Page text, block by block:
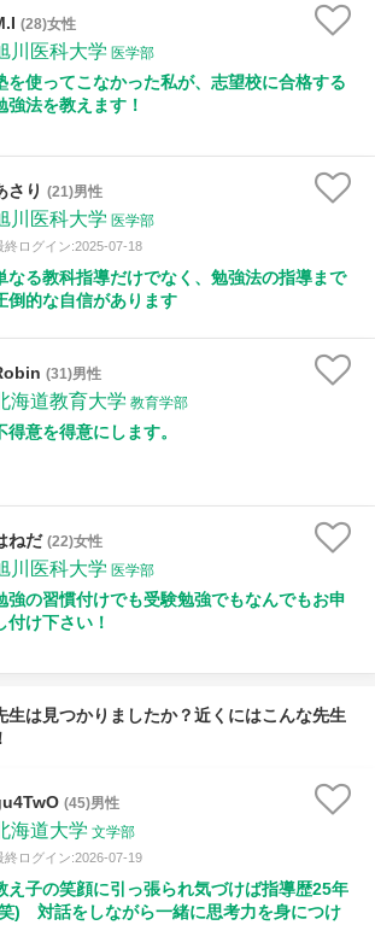
(28)女性
川医科大学 医学部
を使ってこなかった私が、志望校に合格する
強法を教えます！
さり (21)男性
川医科大学 医学部
終ログイン:2025-07-18
なる教科指導だけでなく、勉強法の指導まで
倒的な自信があります
(31)男性
海道教育大学 教育学部
得意を得意にします。
ねだ (22)女性
川医科大学 医学部
強の習慣付けでも受験勉強でもなんでもお申
付け下さい！
生は見つかりましたか？近くにはこんな先生
(45)男性
海道大学 文学部
終ログイン:2026-07-19
え子の笑顔に引っ張られ気づけば指導歴25年
) 対話をしながら一緒に思考力を身につけ